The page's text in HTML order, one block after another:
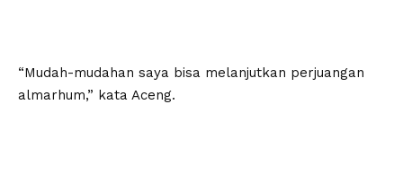
“Mudah-mudahan saya bisa melanjutkan perjuangan
almarhum,” kata Aceng.